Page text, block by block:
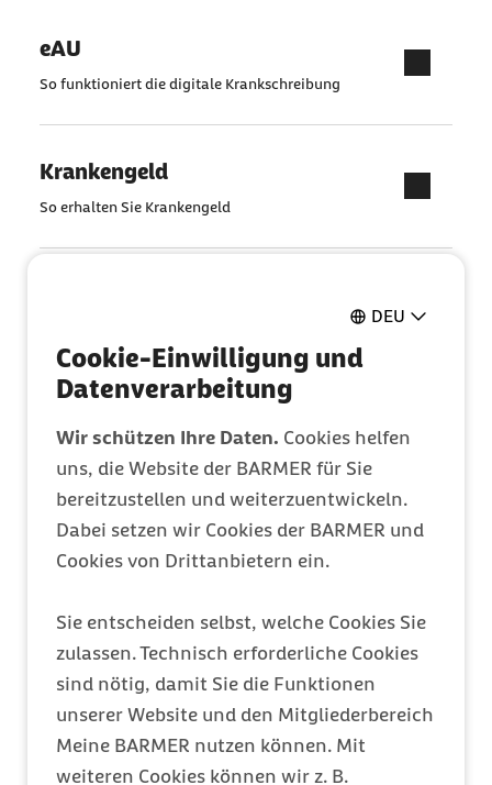
DEU
Cookie-Einwilligung und
Datenverarbeitung
Wir schützen Ihre Daten. Cookies helfen
uns, die Website der BARMER für Sie
bereitzustellen und weiterzuentwickeln.
Dabei setzen wir Cookies der BARMER und
Cookies von Drittanbietern ein.
Sie entscheiden selbst, welche Cookies Sie
zulassen. Technisch erforderliche Cookies
sind nötig, damit Sie die Funktionen
unserer Website und den Mitgliederbereich
Meine BARMER nutzen können. Mit
weiteren Cookies können wir z. B.
eAU
So funktioniert die digitale Krankschreibung
Krankengeld
So erhalten Sie Krankengeld
Barmer Bonus
Meine Barmer
Ein Zugang für alles